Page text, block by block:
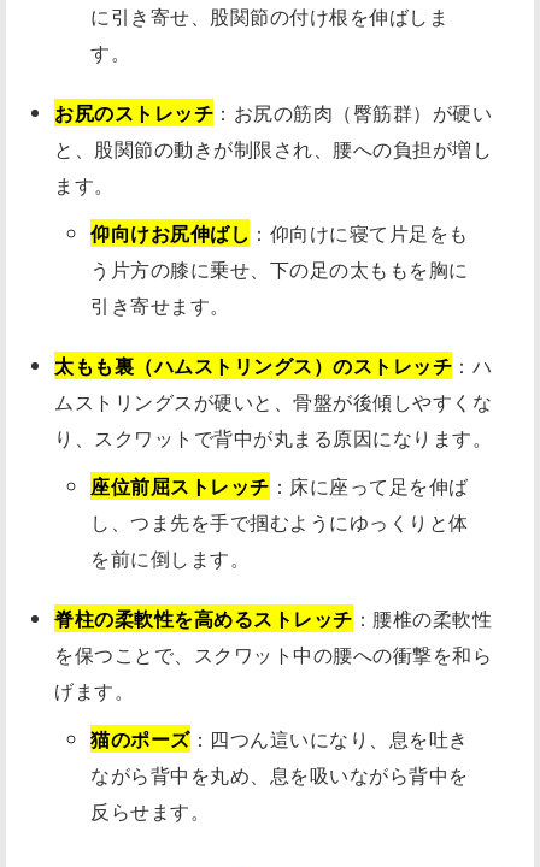
に引き寄せ、股関節の付け根を伸ばしま
す。
お尻のストレッチ ：お尻の筋肉（臀筋群）が硬い
と、股関節の動きが制限され、腰への負担が増し
ます。
仰向けお尻伸ばし ：仰向けに寝て片足をも
う片方の膝に乗せ、下の足の太ももを胸に
引き寄せます。
太もも裏（ハムストリングス）のストレッチ ：ハ
ムストリングスが硬いと、骨盤が後傾しやすくな
り、スクワットで背中が丸まる原因になります。
座位前屈ストレッチ ：床に座って足を伸ば
し、つま先を手で掴むようにゆっくりと体
を前に倒します。
脊柱の柔軟性を高めるストレッチ ：腰椎の柔軟性
を保つことで、スクワット中の腰への衝撃を和ら
げます。
猫のポーズ：四つん這いになり、息を吐き
ながら背中を丸め、息を吸いながら背中を
反らせます。